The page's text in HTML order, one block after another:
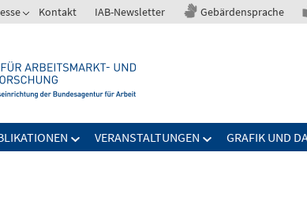
Kontakt IAB-Newsletter Gebärdensprache
VERANSTALTUNGEN GRAFIK UND